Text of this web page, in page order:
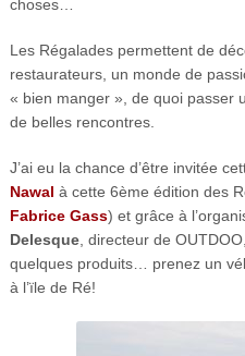
choses…
Les Régalades permettent de
restaurateurs, un monde de
« bien manger », de quoi passer
de belles rencontres.
J’ai eu la chance d’être invitée
Nawal à cette 6ème édition des
Fabrice Gass) et grâce à
Delesque, directeur de
quelques produits… prenez un
à l’ïle de Ré!